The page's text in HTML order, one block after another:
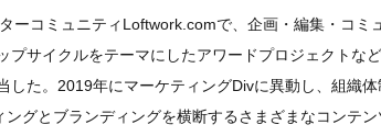
ーコミュニティLoftwork.comで、企画・編集・コミ
プサイクルをテーマにしたアワードプロジェクトな
した。2019年にマーケティングDivに異動し、組織
グとブランディングを横断するさまざまなコンテ